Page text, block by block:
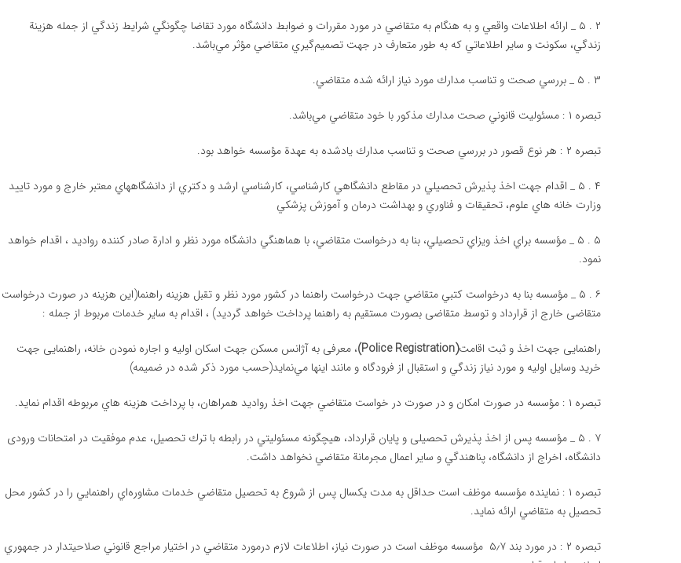
۲ . ۵ _ ارائه اطلاعات واقعي و به هنگام به متقاضي در مورد مقررات و ضوابط دانشگاه مورد تقاضا چگونگي شرايط زندگي از جمله هزينة
زندگي، سكونت و ساير اطلاعاتي كه به طور متعارف در جهت تصميم‌گيري متقاضي مؤثر مي‌باشد.
۳ . ۵ _ بررسي صحت و تناسب مدارك مورد نياز ارائه شده متقاضي.
تبصره ۱ : مسئوليت قانوني صحت مدارك مذكور با خود متقاضي مي‌باشد.
تبصره ۲ : هر نوع قصور در بررسي صحت و تناسب مدارك يادشده به عهدة مؤسسه خواهد بود.
۴ . ۵ _ اقدام جهت اخذ پذيرش تحصيلي در مقاطع دانشگاهي كارشناسي، كارشناسي ارشد و دكتري از دانشگاههاي معتبر خارج و مورد تاييد
وزارت خانه هاي علوم، تحقيقات و فناوري و بهداشت درمان و آموزش پزشكي
۵ . ۵ _ مؤسسه براي اخذ ويزاي تحصيلي، بنا به درخواست متقاضي، با هماهنگي دانشگاه مورد نظر و ادارة صادر كننده رواديد ، اقدام خواهد
نمود.
۶ . ۵ _ مؤسسه بنا به درخواست كتبي متقاضي جهت درخواست راهنما در کشور مورد نظر و تقبل هزینه راهنما(این هزینه در صورت درخواست
متقاضی خارج از قرارداد و توسط متقاضی بصورت مستقیم به راهنما پرداخت خواهد گردید) ، اقدام به ساير خدمات مربوط از جمله :
راهنمایی جهت اخذ و ثبت اقامت(Police Registration)
، معرفی به آژانس مسکن جهت اسكان اوليه و اجاره نمودن خانه، راهنمایی جهت
خريد وسايل اوليه و مورد نياز زندگي و استقبال از فرودگاه و مانند اينها مي‌نمايد(حسب مورد ذکر شده در ضمیمه)
تبصره ۱ : مؤسسه در صورت امکان و در صورت در خواست متقاضي جهت اخذ رواديد همراهان، با پرداخت هزينه هاي مربوطه اقدام نمايد.
۷ . ۵ _ مؤسسه پس از اخذ پذیرش تحصیلی و پايان قرارداد، هيچگونه مسئوليتي در رابطه با ترك تحصيل، عدم موفقیت در امتحانات ورودی
دانشگاه، اخراج از دانشگاه، پناهندگي و ساير اعمال مجرمانة متقاضي نخواهد داشت.
تبصره ۱ : نماينده مؤسسه موظف است حداقل به مدت يكسال پس از شروع به تحصيل متقاضي خدمات مشاوره‌اي راهنمايي را در كشور محل
تحصيل به متقاضي ارائه نمايد.
تبصره ۲ : در مورد بند ۵٫۷ مؤسسه موظف است در صورت نياز، اطلاعات لازم درمورد متقاضي در اختيار مراجع قانوني صلاحيتدار در جمهوري